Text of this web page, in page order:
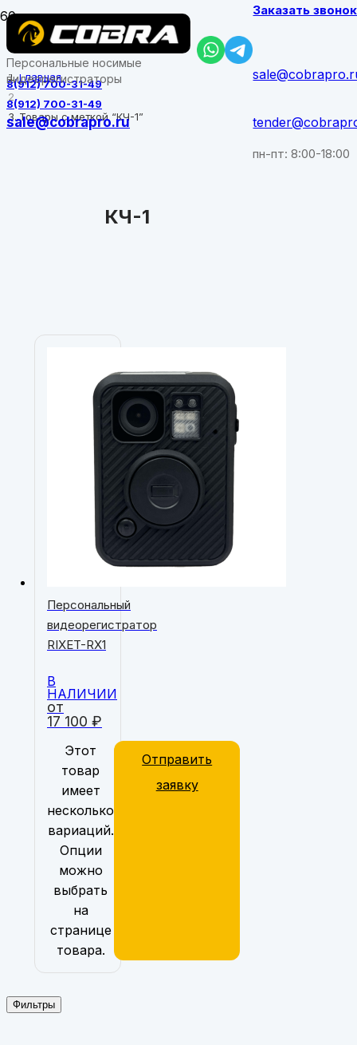
Персональные носимые
видеорегистраторы
Заказать звонок
пн-пт: 8:00-18:00
8(912) 700-31-49
8(912) 700-31-49
sale@cobrapro.ru
Главная
Товары с меткой “КЧ-1”
КЧ-1
от
17 100 ₽
Персональный
видеорегистратор
RIXET-RX1
В
НАЛИЧИИ
Этот
товар
имеет
несколько
вариаций.
Опции
можно
выбрать
на
странице
товара.
Отправить
заявку
Фильтры